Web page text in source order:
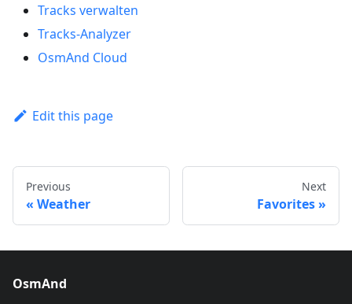
Tracks verwalten
Tracks-Analyzer
OsmAnd Cloud
Edit this page
Previous
Weather
Next
Favorites
OsmAnd